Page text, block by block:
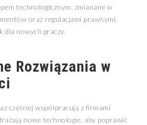
technologicznym, zmianami w
oraz regulacjami prawnymi,
nowych graczy.
Rozwiązania w
częściej współpracują z firmami
nowe technologie, aby poprawić